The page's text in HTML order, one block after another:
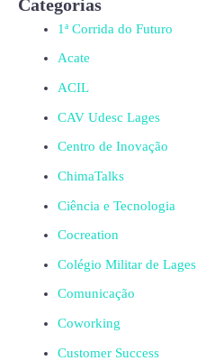
Categorias
1ª Corrida do Futuro
Acate
ACIL
CAV Udesc Lages
Centro de Inovação
ChimaTalks
Ciência e Tecnologia
Cocreation
Colégio Militar de Lages
Comunicação
Coworking
Customer Success